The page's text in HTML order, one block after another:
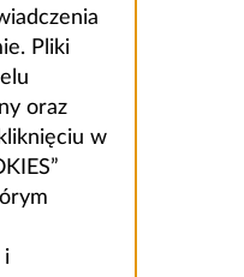
Pliki
oraz
w
i